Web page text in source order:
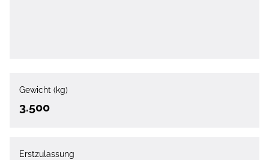
Gewicht (kg)
3.500
Erstzulassung